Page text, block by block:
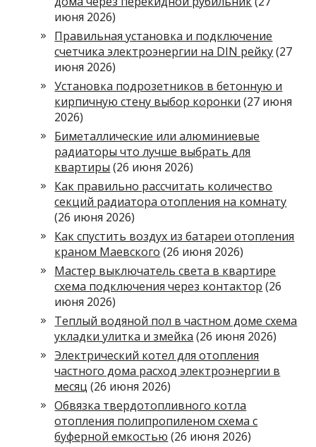
июня 2026)
Правильная установка и подключение
счетчика электроэнергии на DIN рейку (27
июня 2026)
Установка подрозетников в бетонную и
кирпичную стену выбор коронки (27 июня
2026)
Биметаллические или алюминиевые
радиаторы что лучше выбрать для
квартиры (26 июня 2026)
Как правильно рассчитать количество
секций радиатора отопления на комнату
(26 июня 2026)
Как спустить воздух из батареи отопления
краном Маевского (26 июня 2026)
Мастер выключатель света в квартире
схема подключения через контактор (26
июня 2026)
Теплый водяной пол в частном доме схема
укладки улитка и змейка (26 июня 2026)
Электрический котел для отопления
частного дома расход электроэнергии в
месяц (26 июня 2026)
Обвязка твердотопливного котла
отопления полипропиленом схема с
буферной емкостью (26 июня 2026)